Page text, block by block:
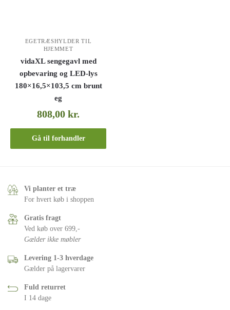
EGETRÆSHYLDER TIL
HJEMMET
vidaXL sengegavl med
opbevaring og LED-lys
180×16,5×103,5 cm brunt
eg
808,00kr.
Gå til forhandler
Vi planter et træ
For hvert køb i shoppen
Gratis fragt
Ved køb over 699,-
Gælder ikke møbler
Levering 1-3 hverdage
Gælder på lagervarer
Fuld returret
I 14 dage